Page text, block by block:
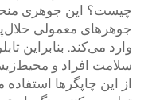
چیست؟ این جوهری
جوهرهای معمولی
وارد می‌کند. بنابراین
از این چاپگرها